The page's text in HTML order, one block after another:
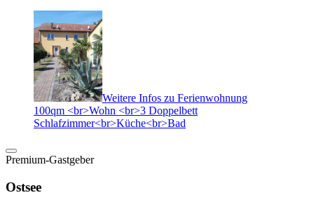
Weitere Infos zu Ferienwohnung
100qm <br>Wohn <br>3 Doppelbett
Schlafzimmer<br>Küche<br>Bad
Premium-Gastgeber
Ostsee